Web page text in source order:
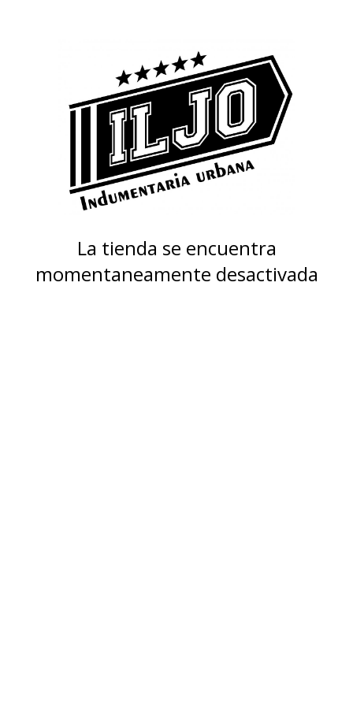
La tienda se encuentra
momentaneamente desactivada